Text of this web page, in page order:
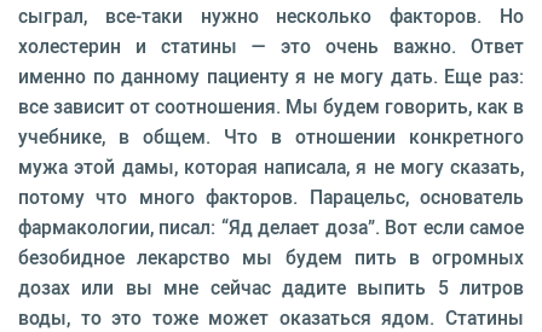
сыграл, все-таки нужно несколько факторов. Но
холестерин и статины — это очень важно. Ответ
именно по данному пациенту я не могу дать. Еще раз:
все зависит от соотношения. Мы будем говорить, как в
учебнике, в общем. Что в отношении конкретного
мужа этой дамы, которая написала, я не могу сказать,
потому что много факторов. Парацельс, основатель
фармакологии, писал: “Яд делает доза”. Вот если самое
безобидное лекарство мы будем пить в огромных
дозах или вы мне сейчас дадите выпить 5 литров
воды, то это тоже может оказаться ядом. Статины